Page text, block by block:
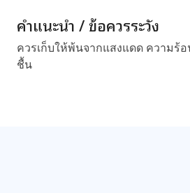
คำแนะนำ / ข้อควรระวัง
ควรเก็บให้พ้นจากแสงแดด ความร้
ชื้น